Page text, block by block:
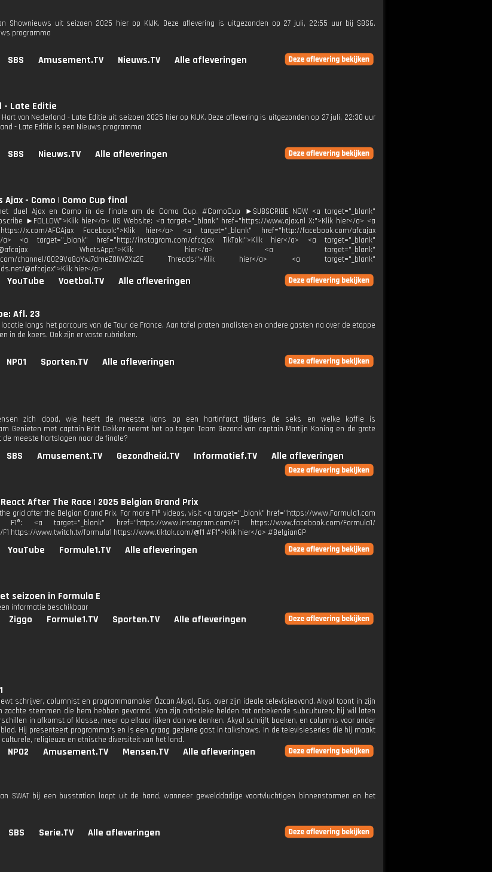
Shownieuws uit seizoen 2025 hier op KIJK. Deze aflevering is uitgezonden op 27 juli, 22:55 uur bij SBS6.
programma
SBS Amusement.TV Nieuws.TV Alle afleveringen
- Late Editie
Hart van Nederland - Late Editie uit seizoen 2025 hier op KIJK. Deze aflevering is uitgezonden op 27 juli, 22:30 uur
- Late Editie is een Nieuws programma
SBS Nieuws.TV Alle afleveringen
Ajax - Como | Como Cup final
duel Ajax en Como in de finale om de Como Cup. #ComoCup ►SUBSCRIBE NOW <a target="_blank"
►FOLLOW">Klik hier</a> US Website: <a target="_blank" href="https://www.ajax.nl X:">Klik hier</a> <a
x.com/AFCAjax Facebook:">Klik hier</a> <a target="_blank" href="http://facebook.com/afcajax
a> <a target="_blank" href="http://instagram.com/afcajax TikTok:">Klik hier</a> <a target="_blank"
@afcajax WhatsApp:">Klik hier</a> <a target="_blank"
channel/0029Va8aYxJ7dmeZ0IW2Xz2E Threads:">Klik hier</a> <a target="_blank"
@afcajax">Klik hier</a>
YouTube Voetbal.TV Alle afleveringen
Afl. 23
langs het parcours van de Tour de France. Aan tafel praten analisten en andere gasten na over de etappe
in de koers. Ook zijn er vaste rubrieken.
NPO1 Sporten.TV Alle afleveringen
zich dood, wie heeft de meeste kans op een hartinfarct tijdens de seks en welke koffie is
Genieten met captain Britt Dekker neemt het op tegen Team Gezond van captain Martijn Koning en de grote
de meeste hartslagen naar de finale?
SBS Amusement.TV Gezondheid.TV Informatief.TV Alle afleveringen
React After The Race | 2025 Belgian Grand Prix
grid after the Belgian Grand Prix. For more F1® videos, visit <a target="_blank" href="https://www.Formula1.com
<a target="_blank" href="https://www.instagram.com/F1 https://www.facebook.com/Formula1/
https://www.twitch.tv/formula1 https://www.tiktok.com/@f1 #F1">Klik hier</a> #BelgianGP
YouTube Formule1.TV Alle afleveringen
seizoen in Formula E
informatie beschikbaar
Ziggo Formule1.TV Sporten.TV Alle afleveringen
schrijver, columnist en programmamaker Özcan Akyol, Eus, over zijn ideale televisieavond. Akyol toont in zijn
zachte stemmen die hem hebben gevormd. Van zijn artistieke helden tot onbekende subculturen; hij wil laten
in afkomst of klasse, meer op elkaar lijken dan we denken. Akyol schrijft boeken, en columns voor onder
Hij presenteert programma's en is een graag geziene gast in talkshows. In de televisieseries die hij maakt
culturele, religieuze en etnische diversiteit van het land.
NPO2 Amusement.TV Mensen.TV Alle afleveringen
SWAT bij een busstation loopt uit de hand, wanneer gewelddadige voortvluchtigen binnenstormen en het
SBS Serie.TV Alle afleveringen